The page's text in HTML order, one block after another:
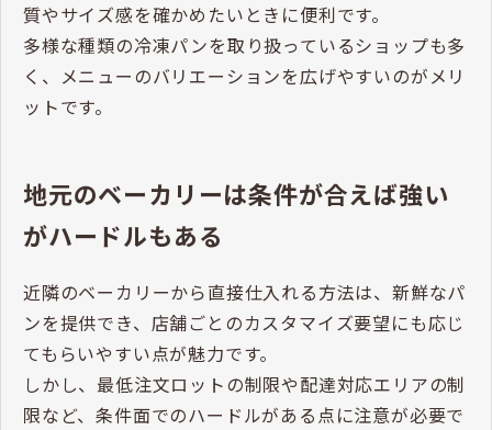
質やサイズ感を確かめたいときに便利です。
多様な種類の冷凍パンを取り扱っているショップも多
く、メニューのバリエーションを広げやすいのがメリ
ットです。
地元のベーカリーは条件が合えば強い
がハードルもある
近隣のベーカリーから直接仕入れる方法は、新鮮なパ
ンを提供でき、店舗ごとのカスタマイズ要望にも応じ
てもらいやすい点が魅力です。
しかし、最低注文ロットの制限や配達対応エリアの制
限など、条件面でのハードルがある点に注意が必要で